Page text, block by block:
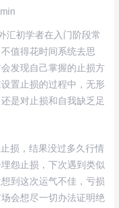
汇初学者在入门阶段常
值得花时间系统去思
发现自己掌握的止损方
置止损的过程中，无形
是对止损和自我缺乏足
损，结果没过多久行情
怨止损，下次遇到类似
到这次运气不佳，亏损
会想尽一切办法证明绝